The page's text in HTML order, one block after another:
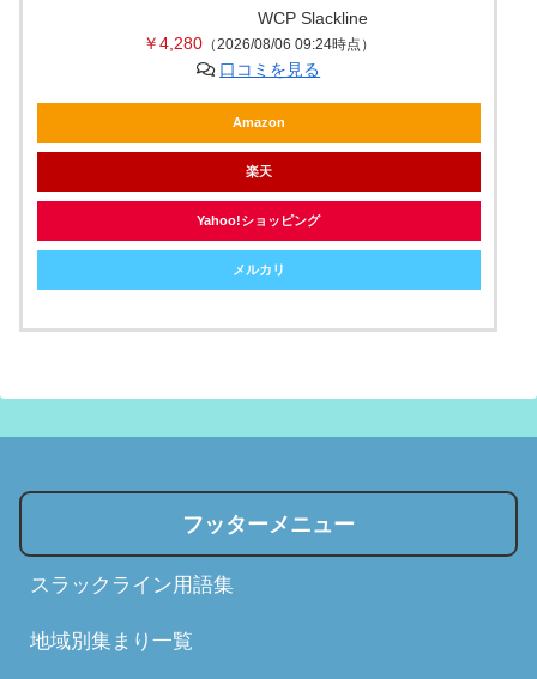
WCP Slackline
￥4,280（2026/08/06 09:24時点）
口コミを見る
Amazon
楽天
Yahoo!ショッピング
メルカリ
フッターメニュー
スラックライン用語集
地域別集まり一覧